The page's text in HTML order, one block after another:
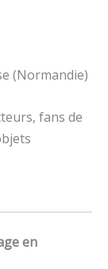
(Normandie)
fans de
en